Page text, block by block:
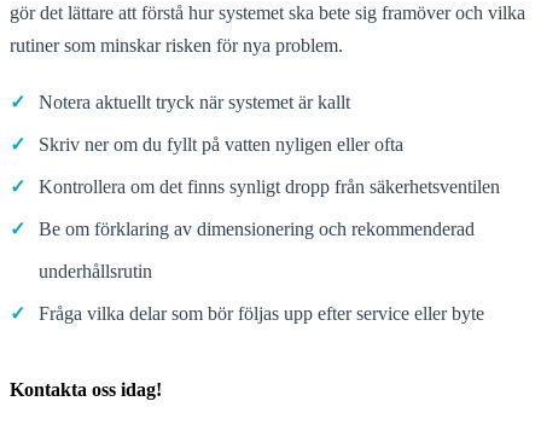
gör det lättare att förstå hur systemet ska bete sig framöver och vilka
rutiner som minskar risken för nya problem.
✓ Notera aktuellt tryck när systemet är kallt
✓ Skriv ner om du fyllt på vatten nyligen eller ofta
✓ Kontrollera om det finns synligt dropp från säkerhetsventilen
✓ Be om förklaring av dimensionering och rekommenderad
underhållsrutin
✓ Fråga vilka delar som bör följas upp efter service eller byte
Kontakta oss idag!